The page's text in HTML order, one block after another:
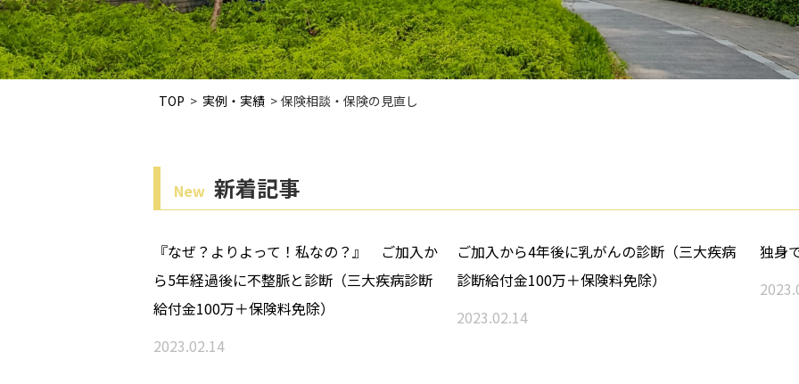
TOP > 実例・実績 > 保険相談・保険の見直し
New 新着記事
『なぜ？よりよって！私なの？』 ご加入か
ら5年経過後に不整脈と診断（三大疾病診断
給付金100万＋保険料免除）
2023.02.14
ご加入から4年後に乳がんの診断（三大疾病
診断給付金100万＋保険料免除）
2023.02.14
独身